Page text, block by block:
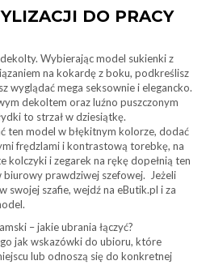
DO PRACY
Wybierając model sukienki z
na kokardę z boku, podkreślisz
wyglądać mega seksownie i elegancko.
dekoltem oraz luźno puszczonym
to strzał w dziesiątkę.
ten model w błękitnym kolorze, dodać
frędzlami i kontrastową torebkę, na
kolczyki i zegarek na rękę dopełnią ten
prawdziwej szefowej. Jeżeli
swojej szafie, wejdź na eButik.pl i za
– jakie ubrania łączyć?
jak wskazówki do ubioru, które
lub odnoszą się do konkretnej